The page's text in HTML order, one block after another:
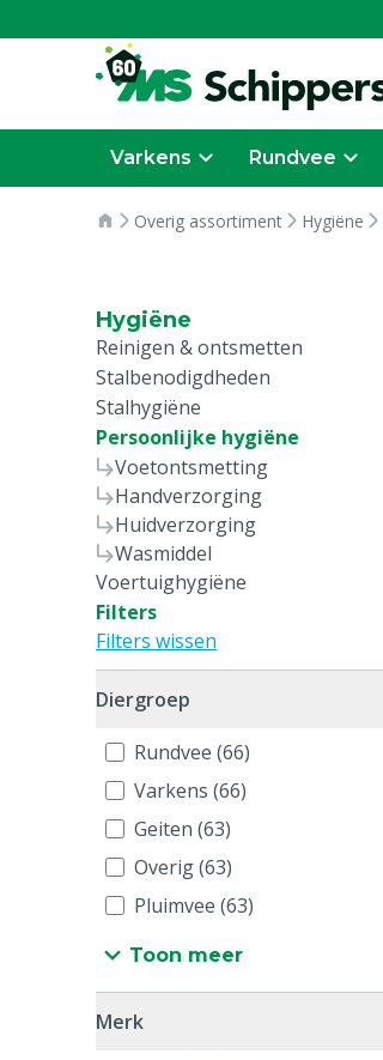
Varkens Rundvee
Overig assortiment Hygiëne
Hygiëne
Reinigen & ontsmetten
Stalbenodigdheden
Stalhygiëne
Persoonlijke hygiëne
Voetontsmetting
Handverzorging
Huidverzorging
Wasmiddel
Voertuighygiëne
Filters
Filters wissen
Diergroep
Rundvee (66)
Varkens (66)
Geiten (63)
Overig (63)
Pluimvee (63)
Toon meer
Merk